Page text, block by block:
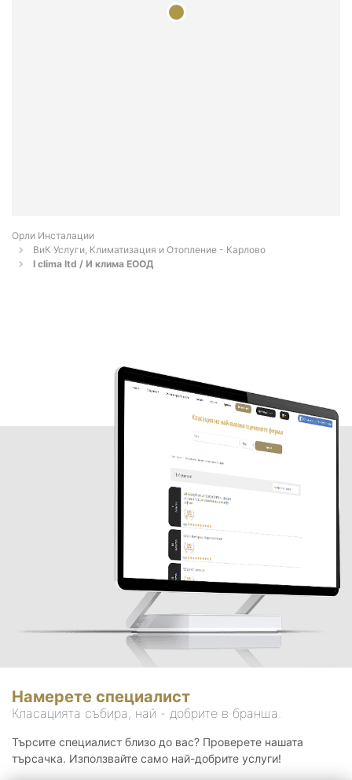
Орли Инсталации
ВиК Услуги, Климатизация и Отопление - Карлово
I clima ltd / И клима ЕООД
Намерете специалист
Класацията събира, най - добрите в бранша.
Търсите специалист близо до вас? Проверете нашата
търсачка. Използвайте само най-добрите услуги!